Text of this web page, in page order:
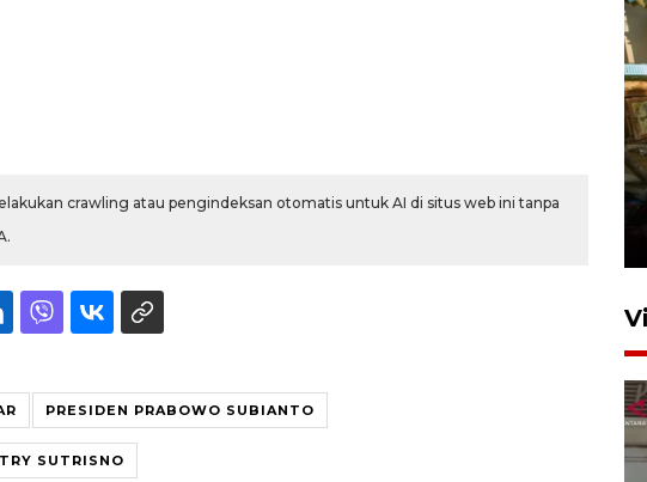
crawling atau pengindeksan otomatis untuk AI di situs web ini tanpa
PRESIDEN PRABOWO SUBIANTO
TRY SUTRISNO
rakitan di Padang